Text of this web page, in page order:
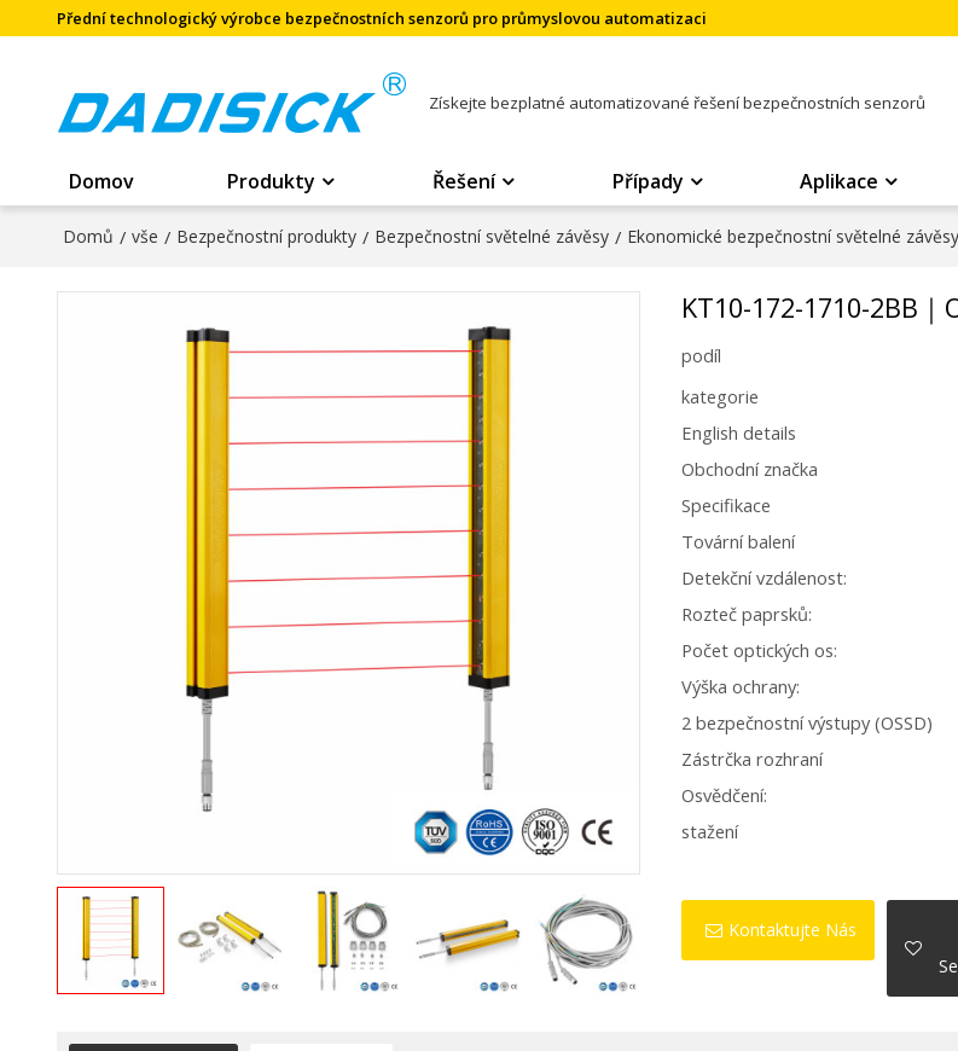
Přední technologický výrobce bezpečnostních senzorů pro průmyslovou automatizaci
Získejte bezplatné automatizované řešení bezpečnostních senzorů
Domov Produkty Řešení Případy Aplikace
Domů / vše / Bezpečnostní produkty / Bezpečnostní světelné závěsy / Ekonomické bezpečnostní světelné
KT10-172-1710-2BB
podíl
kategorie
English details
Obchodní značka
Specifikace
Tovární balení
Detekční vzdálenost:
Rozteč paprsků:
Počet optických os:
Výška ochrany:
2 bezpečnostní výstupy (OSSD)
Zástrčka rozhraní
Osvědčení:
stažení
Kontaktujte Nás